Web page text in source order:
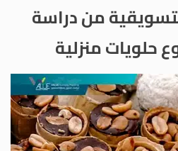
من دراسة
حلويات منزلية